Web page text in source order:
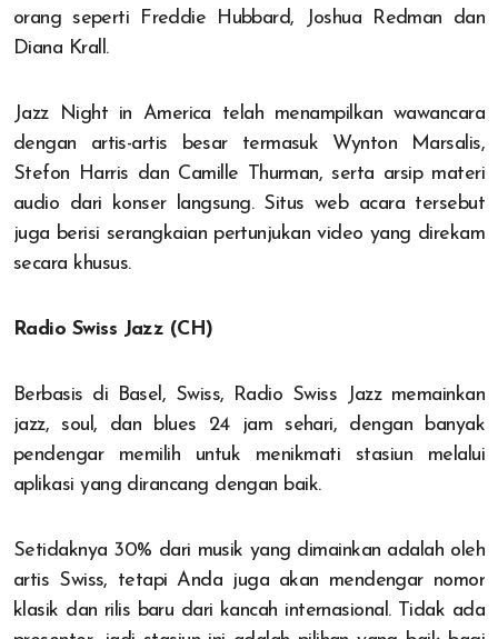
orang seperti Freddie Hubbard, Joshua Redman dan
Diana Krall.
Jazz Night in America telah menampilkan wawancara
dengan artis-artis besar termasuk Wynton Marsalis,
Stefon Harris dan Camille Thurman, serta arsip materi
audio dari konser langsung. Situs web acara tersebut
juga berisi serangkaian pertunjukan video yang direkam
secara khusus.
Radio Swiss Jazz (CH)
Berbasis di Basel, Swiss, Radio Swiss Jazz memainkan
jazz, soul, dan blues 24 jam sehari, dengan banyak
pendengar memilih untuk menikmati stasiun melalui
aplikasi yang dirancang dengan baik.
Setidaknya 30% dari musik yang dimainkan adalah oleh
artis Swiss, tetapi Anda juga akan mendengar nomor
klasik dan rilis baru dari kancah internasional. Tidak ada